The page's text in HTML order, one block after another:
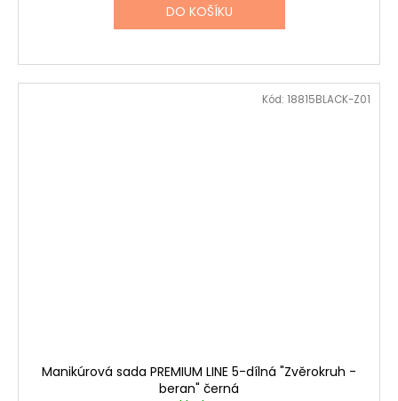
DO KOŠÍKU
Manikúrová sada PREMIUM LINE 5-dílná "Zvěrokruh -
beran" černá
Kód: 18815BLACK-Z01